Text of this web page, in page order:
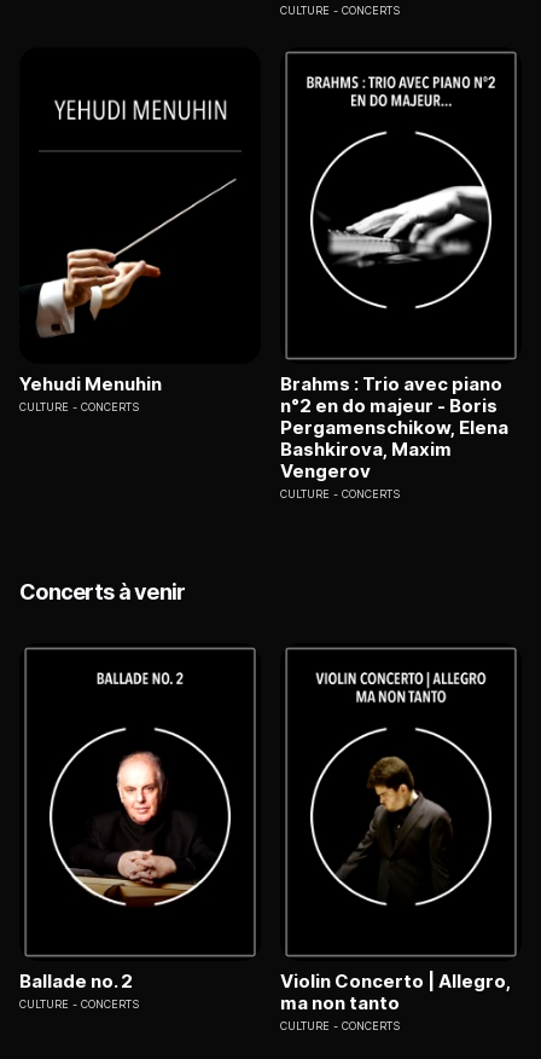
CULTURE CONCERTS
Yehudi Menuhin
CULTURE CONCERTS
Brahms : Trio avec piano
n°2 en do majeur - Boris
Pergamenschikow, Elena
Bashkirova, Maxim
Vengerov
CULTURE CONCERTS
Concerts à venir
Ballade no. 2
CULTURE CONCERTS
Violin Concerto | Allegro,
ma non tanto
CULTURE CONCERTS